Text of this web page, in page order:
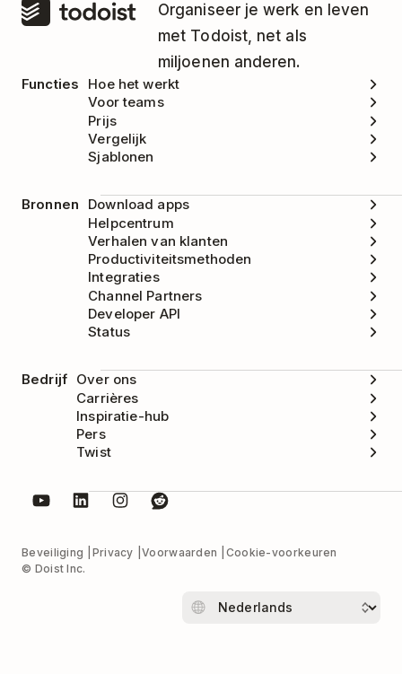
Organiseer je werk en leven
met Todoist, net als
miljoenen anderen.
Functies
Hoe het werkt
Voor teams
Prijs
Vergelijk
Sjablonen
Bronnen
Download apps
Helpcentrum
Verhalen van klanten
Productiviteitsmethoden
Integraties
Channel Partners
Developer API
Status
Bedrijf Over ons
Carrières
Inspiratie-hub
Pers
Twist
Beveiliging Privacy Voorwaarden
Cookie-voorkeuren
© Doist Inc.